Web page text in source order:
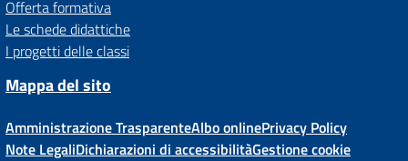
Offerta formativa
Le schede didattiche
I progetti delle classi
Mappa del sito
Amministrazione TrasparenteAlbo onlinePrivacy Policy
Note LegaliDichiarazioni di accessibilitàGestione cookie